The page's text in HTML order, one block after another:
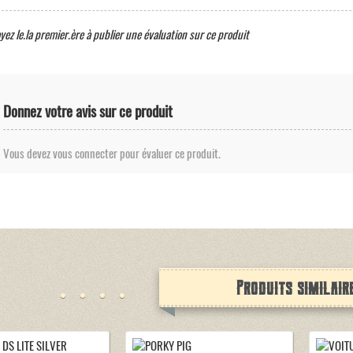
le.la premier.ère à publier une évaluation sur ce produit
Donnez votre avis sur ce produit
Vous devez vous connecter pour évaluer ce produit.
Produits